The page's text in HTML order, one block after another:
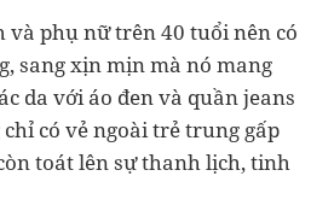
và phụ nữ trên 40 tuổi nên có
sang xịn mịn mà nó mang
da với áo đen và quần jeans
có vẻ ngoài trẻ trung gấp
toát lên sự thanh lịch, tinh